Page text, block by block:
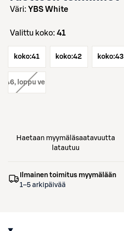
väri: YBS White
Valittu koko: 41
koko:41 koko:42 koko:43
46, loppu verkosta
Haetaan myymäläsaatavuutta
latautuu
Ilmainen toimitus myymälään
1–5 arkipäivää